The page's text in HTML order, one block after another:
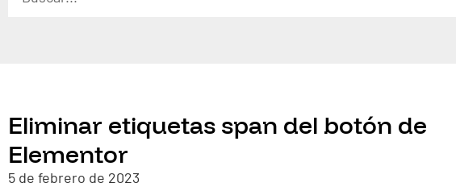
Eliminar etiquetas span del botón de
Elementor
5 de febrero de 2023